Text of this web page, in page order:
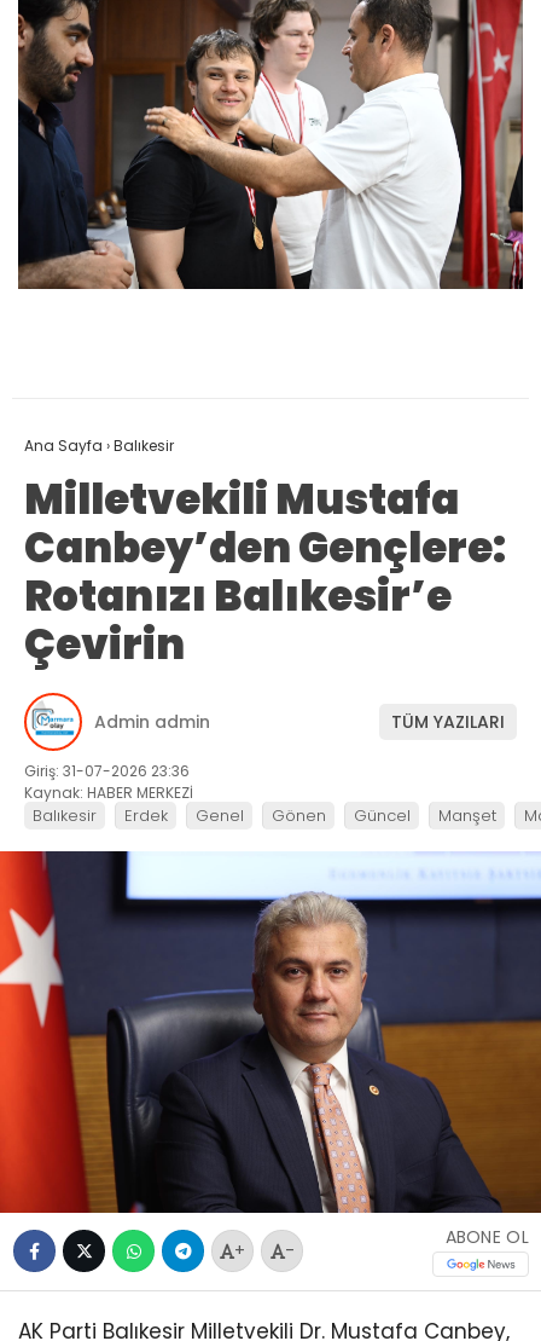
Ana Sayfa ›Balıkesir
Milletvekili Mustafa
Canbey’den Gençlere:
Rotanızı Balıkesir’e
Çevirin
Admin admin TÜM YAZILARI
Giriş: 31-07-2026 23:36
Kaynak: HABER MERKEZİ
Balıkesir Erdek Genel Gönen Güncel Manşet
+ -
ABONE OL
AK Parti Balıkesir Milletvekili Dr. Mustafa Canbey,